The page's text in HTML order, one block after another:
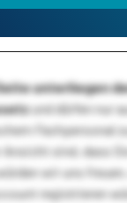
unterliegen
und dürfen nur
Fachpersonal
Ansicht sind, dass
wir uns
registrieren